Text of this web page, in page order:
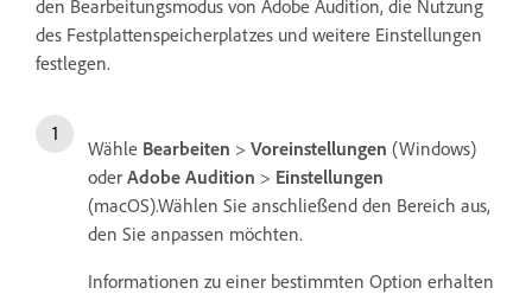
den Bearbeitungsmodus von Adobe Audition, die Nutzung
des Festplattenspeicherplatzes und weitere Einstellungen
festlegen.
Wähle Bearbeiten > Voreinstellungen (Windows)
oder Adobe Audition > Einstellungen
(macOS).Wählen Sie anschließend den Bereich aus,
den Sie anpassen möchten.
Informationen zu einer bestimmten Option erhalten